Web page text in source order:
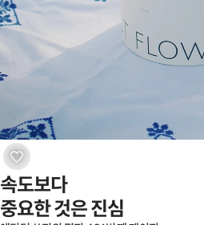
속도보다
중요한 것은 진심